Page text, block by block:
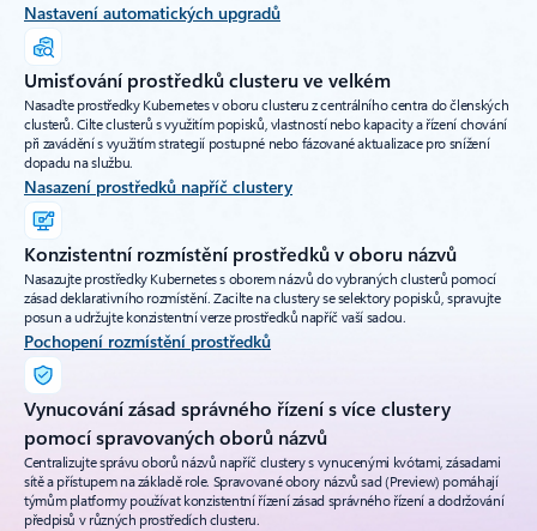
Nastavení automatických upgradů
Umisťování prostředků clusteru ve velkém
Nasaďte prostředky Kubernetes v oboru clusteru z centrálního centra do členských
clusterů. Cilte clusterů s využitím popisků, vlastností nebo kapacity a řízení chování
při zavádění s využitím strategií postupné nebo fázované aktualizace pro snížení
dopadu na službu.
Nasazení prostředků napříč clustery
Konzistentní rozmístění prostředků v oboru názvů
Nasazujte prostředky Kubernetes s oborem názvů do vybraných clusterů pomocí
zásad deklarativního rozmístění. Zacilte na clustery se selektory popisků, spravujte
posun a udržujte konzistentní verze prostředků napříč vaší sadou.
Pochopení rozmístění prostředků
Vynucování zásad správného řízení s více clustery
pomocí spravovaných oborů názvů
Centralizujte správu oborů názvů napříč clustery s vynucenými kvótami, zásadami
sítě a přístupem na základě role. Spravované obory názvů sad (Preview) pomáhají
týmům platformy používat konzistentní řízení zásad správného řízení a dodržování
předpisů v různých prostředích clusteru.